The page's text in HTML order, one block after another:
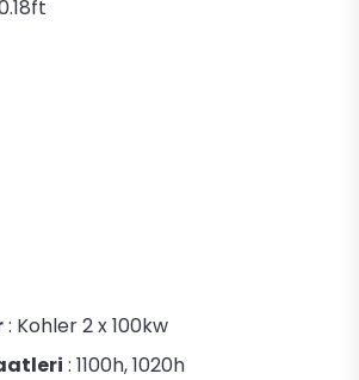
: Kohler 2 x 100kw
: 1100h, 1020h